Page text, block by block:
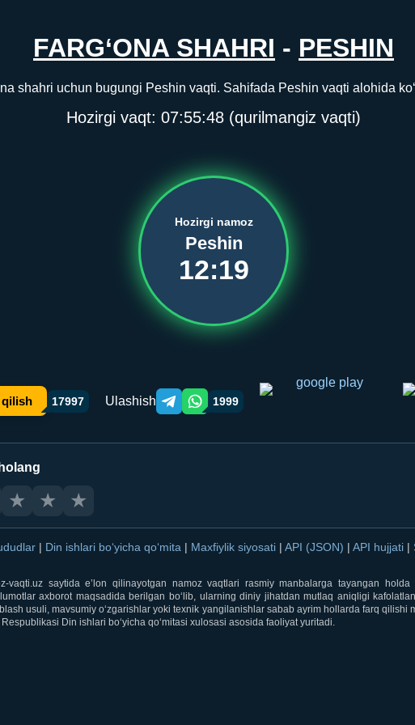
FARG‘ONA SHAHRI - PESHIN
shahri uchun bugungi Peshin vaqti. Sahifada Peshin vaqti alohida
Hozirgi vaqt: 07:55:48 (qurilmangiz vaqti)
Hozirgi namoz
Peshin
12:19
17997 Ulashish Telegram orqali ulashish
WhatsApp orqali ulashish
1999
★ ★ ★
| Din ishlari bo‘yicha qo‘mita | Maxfiylik siyosati | API (JSON) | API hujjati |
vaqti.uz saytida e’lon qilinayotgan namoz vaqtlari rasmiy manbalarga tayangan
axborot maqsadida berilgan bo‘lib, ularning diniy jihatdan mutlaq aniqligi
usuli, mavsumiy o‘zgarishlar yoki texnik yangilanishlar sabab ayrim hollarda farq qilishi
Respublikasi Din ishlari bo‘yicha qo‘mitasi xulosasi asosida faoliyat yuritadi.